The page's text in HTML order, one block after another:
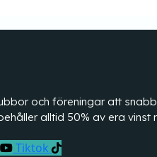
och föreningar att
alltid 50% av era
Tiktok